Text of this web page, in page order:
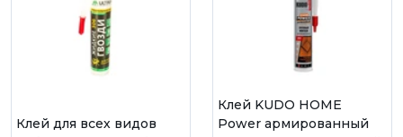
Клей для всех видов
Клей KUDO HOME
Power армированный